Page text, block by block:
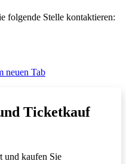
folgende Stelle kontaktieren:
neuen Tab
Ticketkauf
und kaufen Sie